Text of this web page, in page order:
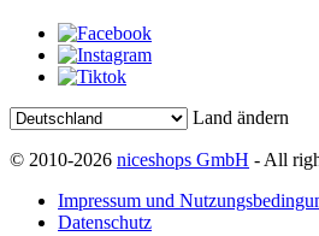
Land ändern
© 2010-2026 niceshops GmbH - All
Impressum und
Datenschutz